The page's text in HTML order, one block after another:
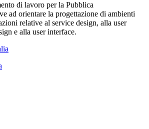
di lavoro per la Pubblica
ad orientare la progettazione di ambienti
relative al service design, alla user
e alla user interface.